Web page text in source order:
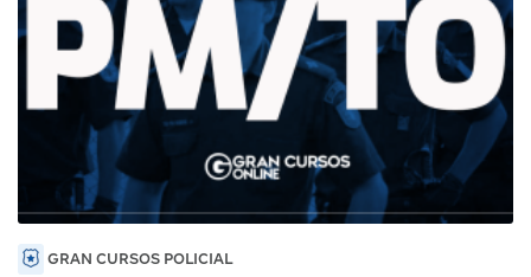
GRAN CURSOS POLICIAL